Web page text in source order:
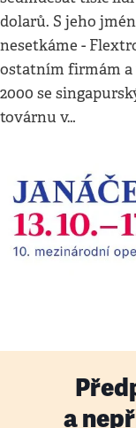
dolarů. S jeho
nesetkáme -
ostatním firmám a
2000 se
továrnu v…
a